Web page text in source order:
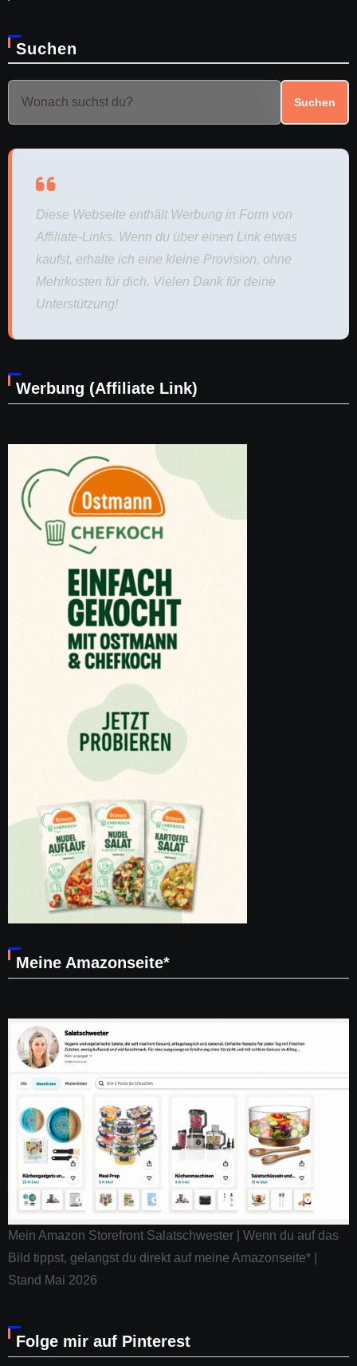
Suchen
Suchen
Diese Webseite enthält Werbung in Form von
Affiliate-Links. Wenn du über einen Link etwas
kaufst, erhalte ich eine kleine Provision, ohne
Mehrkosten für dich. Vielen Dank für deine
Unterstützung!
Werbung (Affiliate Link)
Meine Amazonseite*
Mein Amazon Storefront Salatschwester | Wenn du auf das
Bild tippst, gelangst du direkt auf meine Amazonseite* |
Stand Mai 2026
Folge mir auf Pinterest